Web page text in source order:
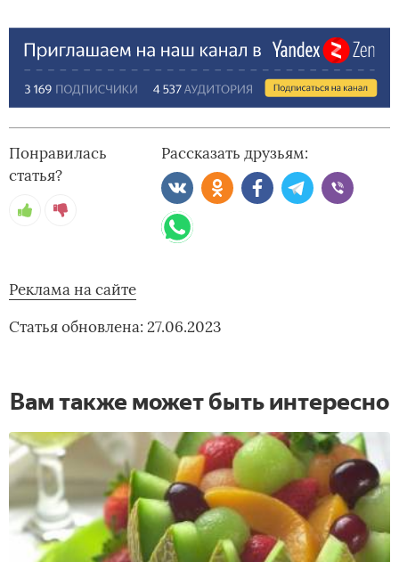
Понравилась
статья?
Рассказать друзьям:
Реклама на сайте
Статья обновлена: 27.06.2023
Вам также может быть интересно